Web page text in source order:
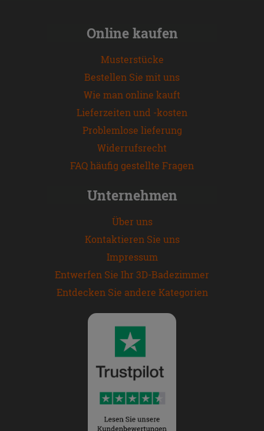
Online kaufen
Musterstücke
Bestellen Sie mit uns
Wie man online kauft
Lieferzeiten und -kosten
Problemlose lieferung
Widerrufsrecht
FAQ häufig gestellte Fragen
Unternehmen
Über uns
Kontaktieren Sie uns
Impressum
Entwerfen Sie Ihr 3D-Badezimmer
Entdecken Sie andere Kategorien